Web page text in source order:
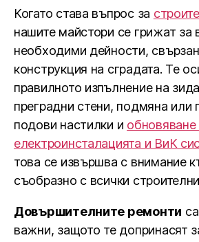
Когато става въпрос за
нашите майстори се грижат за
необходими дейности,
конструкция на сградата. Те
правилното изпълнение на
преградни стени, подмяна или
подови настилки и обновяване
електроинсталацията и ВиК
това се извършва с внимание
съобразно с всички
Довършителните ремонти
важни, защото те допринасят